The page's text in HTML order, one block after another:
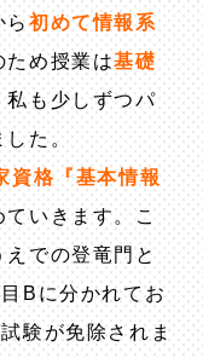
初めて情報系
ため授業は基礎
私も少しずつパ
た。
資格『基本情報
いきます。こ
での登竜門と
Bに分かれてお
験が免除されま